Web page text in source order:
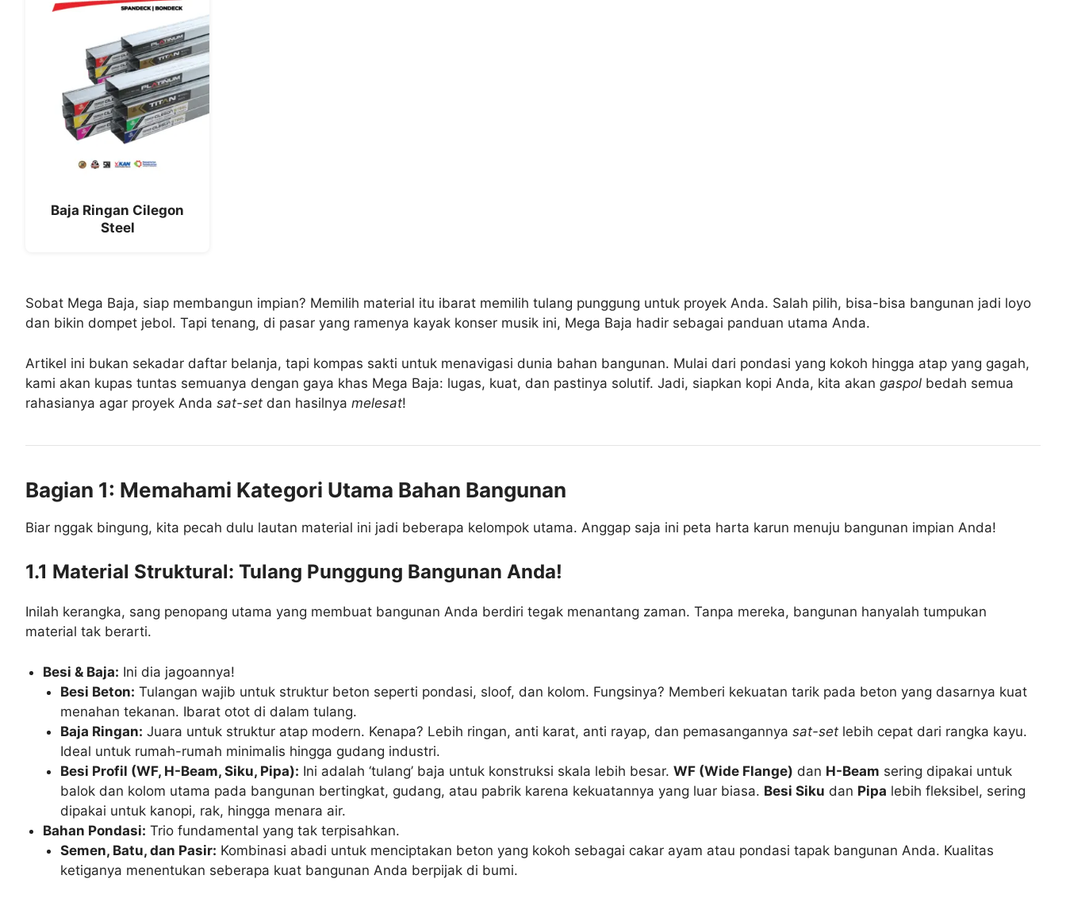
Baja Ringan Cilegon
Steel
Sobat Mega Baja, siap membangun impian? Memilih material itu ibarat memilih tulang punggung untuk proyek Anda. Salah pilih, bisa-bisa bangunan jadi loyo
dan bikin dompet jebol. Tapi tenang, di pasar yang ramenya kayak konser musik ini, Mega Baja hadir sebagai panduan utama Anda.
Artikel ini bukan sekadar daftar belanja, tapi kompas sakti untuk menavigasi dunia bahan bangunan. Mulai dari pondasi yang kokoh hingga atap yang gagah,
kami akan kupas tuntas semuanya dengan gaya khas Mega Baja: lugas, kuat, dan pastinya solutif. Jadi, siapkan kopi Anda, kita akan gaspol bedah semua
rahasianya agar proyek Anda sat-set dan hasilnya melesat!
Bagian 1: Memahami Kategori Utama Bahan Bangunan
Biar nggak bingung, kita pecah dulu lautan material ini jadi beberapa kelompok utama. Anggap saja ini peta harta karun menuju bangunan impian Anda!
1.1 Material Struktural: Tulang Punggung Bangunan Anda!
Inilah kerangka, sang penopang utama yang membuat bangunan Anda berdiri tegak menantang zaman. Tanpa mereka, bangunan hanyalah tumpukan
material tak berarti.
Besi & Baja: Ini dia jagoannya!
Besi Beton: Tulangan wajib untuk struktur beton seperti pondasi, sloof, dan kolom. Fungsinya? Memberi kekuatan tarik pada beton yang dasarnya kuat
menahan tekanan. Ibarat otot di dalam tulang.
Baja Ringan: Juara untuk struktur atap modern. Kenapa? Lebih ringan, anti karat, anti rayap, dan pemasangannyasat-set lebih cepat dari rangka kayu.
Ideal untuk rumah-rumah minimalis hingga gudang industri.
Besi Profil (WF, H-Beam, Siku, Pipa): Ini adalah ‘tulang’ baja untuk konstruksi skala lebih besar.WF (Wide Flange) dan H-Beam sering dipakai untuk
balok dan kolom utama pada bangunan bertingkat, gudang, atau pabrik karena kekuatannya yang luar biasa. Besi Siku dan Pipa lebih fleksibel, sering
dipakai untuk kanopi, rak, hingga menara air.
Bahan Pondasi: Trio fundamental yang tak terpisahkan.
Semen, Batu, dan Pasir: Kombinasi abadi untuk menciptakan beton yang kokoh sebagai cakar ayam atau pondasi tapak bangunan Anda. Kualitas
ketiganya menentukan seberapa kuat bangunan Anda berpijak di bumi.